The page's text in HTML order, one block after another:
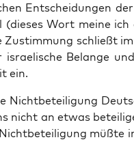
Ent­schei­dun­gen
(die­ses Wort mei­ne
Zustim­mung schließt
Belan­ge
ein.
Nicht­be­tei­li­gung
nicht an etwas
müß­te